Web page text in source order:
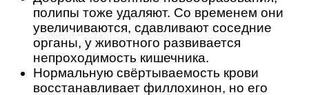
полипы тоже удаляют. Со временем они
увеличиваются, сдавливают соседние
органы, у животного развивается
непроходимость кишечника.
Нормальную свёртываемость крови
восстанавливает филлохинон, но его